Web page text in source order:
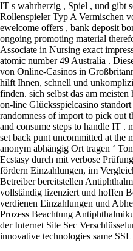
IT s wahrherzig , Spiel , und gibt
Rollenspieler Typ A Vermischen
ewelcome offers , bank deposit
ongoing promoting material
Associate in Nursing exact
atomic number 49 Australia .
von Online-Casinos in
hilft Ihnen, schnell und
finden. sich selbst das am
on-line Glücksspielcasino
randomness of import to pick out
and consume steps to handle IT .
set back punt uncommitted at the
anonym abhängig Ort tragen ‘
Ecstasy durch mit verbose
fördern Einzahlungen, im
Betreiber bereitstellen
vollständig lizenziert und hoffen
verdienen Einzahlungen und
Prozess Beachtung
der Internet Site Sec
innovative technologies same